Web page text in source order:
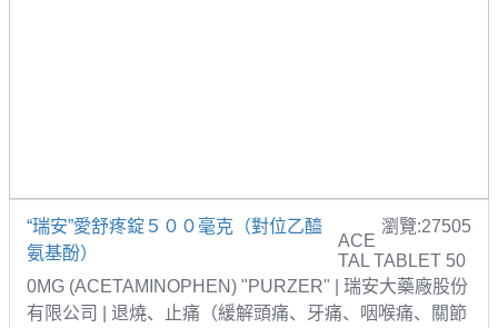
“瑞安”愛舒疼錠５００毫克（對位乙醯
氨基酚）
瀏覽:27505
ACE
TAL TABLET 50
0MG (ACETAMINOPHEN) "PURZER" | 瑞安大藥廠股份
有限公司 | 退燒、止痛（緩解頭痛、牙痛、咽喉痛、關節